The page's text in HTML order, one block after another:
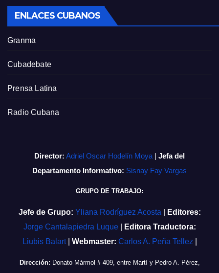
ENLACES CUBANOS
Granma
Cubadebate
Prensa Latina
Radio Cubana
Director: Adriel Oscar Hodelín Moya | Jefa del
Departamento Informativo: Sisnay Fay Vargas
GRUPO DE TRABAJO:
Jefe de Grupo: Yliana Rodríguez Acosta
Editores:
Jorge Cantalapiedra Luque
Editora Traductora:
Liubis Balart
Webmaster: Carlos A. Peña Tellez
Dirección: Donato Mármol # 409, entre Martí y Pedro A. Pérez,